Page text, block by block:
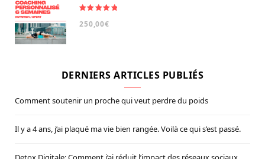
sur 5
250,00€
DERNIERS ARTICLES PUBLIÉS
Comment soutenir un proche qui veut perdre du poids
Il y a 4 ans, j’ai plaqué ma vie bien rangée. Voilà ce qui s’est passé.